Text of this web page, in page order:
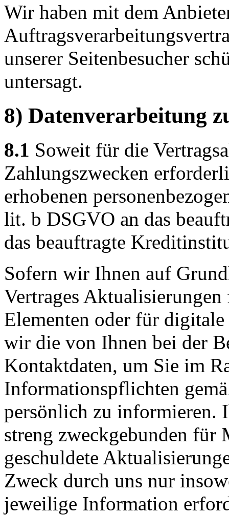
Wir haben mit dem
unserer Seitenbesucher
untersagt.
8) Datenverarbeitung
8.1 Soweit für die
Zahlungszwecken
erhobenen
lit. b DSGVO an das
das beauftragte
Sofern wir Ihnen auf
Vertrages
Elementen oder für
wir die von Ihnen bei der
Kontaktdaten, um Sie im
Informationspflichten
persönlich zu informieren.
streng zweckgebunden
geschuldete
Zweck durch uns nur
jeweilige Information